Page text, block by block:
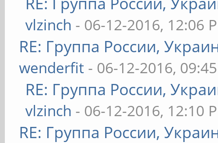
vlzinch - 06-12-2016, 12:06
RE: Группа России,
wenderfit - 06-12-2016,
RE: Группа России,
vlzinch - 06-12-2016, 12:10
RE: Группа России,